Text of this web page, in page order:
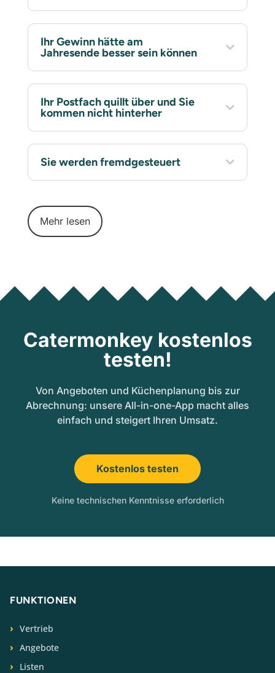
Ihr Gewinn hätte am
Jahresende besser sein können
Ihr Postfach quillt über und Sie
kommen nicht hinterher
Sie werden fremdgesteuert
Mehr lesen
Catermonkey kostenlos
testen!
Von Angeboten und Küchenplanung bis zur
Abrechnung: unsere All-in-one-App macht alles
einfach und steigert Ihren Umsatz.
Kostenlos testen
Keine technischen Kenntnisse erforderlich
FUNKTIONEN
Vertrieb
Angebote
Listen